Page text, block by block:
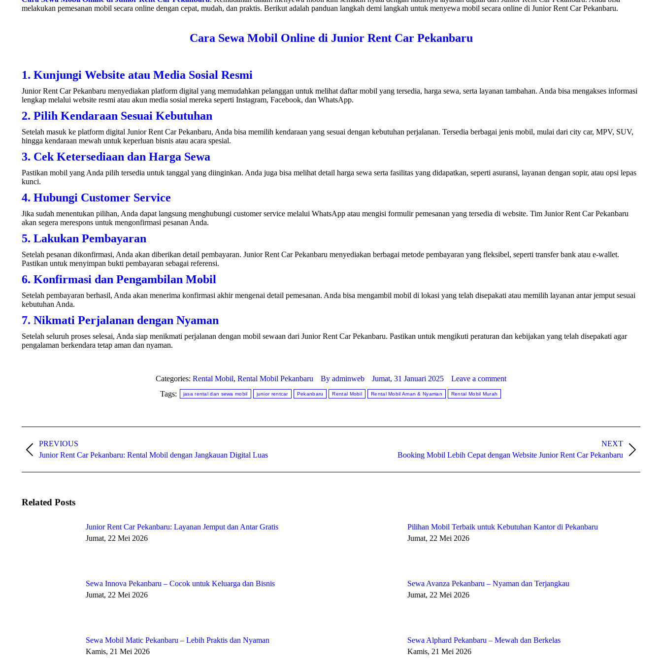
melakukan pemesanan mobil secara online dengan cepat, mudah, dan praktis. Berikut adalah panduan langkah demi langkah untuk menyewa mobil secara online di Junior Rent Car Pekanbaru.
Cara Sewa Mobil Online di Junior Rent Car Pekanbaru
1. Kunjungi Website atau Media Sosial Resmi
Junior Rent Car Pekanbaru menyediakan platform digital yang memudahkan pelanggan untuk melihat daftar mobil yang tersedia, harga sewa, serta layanan tambahan. Anda bisa mengakses informasi
lengkap melalui website resmi atau akun media sosial mereka seperti Instagram, Facebook, dan WhatsApp.
2. Pilih Kendaraan Sesuai Kebutuhan
Setelah masuk ke platform digital Junior Rent Car Pekanbaru, Anda bisa memilih kendaraan yang sesuai dengan kebutuhan perjalanan. Tersedia berbagai jenis mobil, mulai dari city car, MPV, SUV,
hingga kendaraan mewah untuk keperluan bisnis atau acara spesial.
3. Cek Ketersediaan dan Harga Sewa
Pastikan mobil yang Anda pilih tersedia untuk tanggal yang diinginkan. Anda juga bisa melihat detail harga sewa serta fasilitas yang didapatkan, seperti asuransi, layanan dengan sopir, atau opsi lepas
kunci.
4. Hubungi Customer Service
Jika sudah menentukan pilihan, Anda dapat langsung menghubungi customer service melalui WhatsApp atau mengisi formulir pemesanan yang tersedia di website. Tim Junior Rent Car Pekanbaru
akan segera merespons untuk mengonfirmasi pesanan Anda.
5. Lakukan Pembayaran
Setelah pesanan dikonfirmasi, Anda akan diberikan detail pembayaran. Junior Rent Car Pekanbaru menyediakan berbagai metode pembayaran yang fleksibel, seperti transfer bank atau e-wallet.
Pastikan untuk menyimpan bukti pembayaran sebagai referensi.
6. Konfirmasi dan Pengambilan Mobil
Setelah pembayaran berhasil, Anda akan menerima konfirmasi akhir mengenai detail pemesanan. Anda bisa mengambil mobil di lokasi yang telah disepakati atau memilih layanan antar jemput sesuai
kebutuhan Anda.
7. Nikmati Perjalanan dengan Nyaman
Setelah seluruh proses selesai, Anda siap menikmati perjalanan dengan mobil sewaan dari Junior Rent Car Pekanbaru. Pastikan untuk mengikuti peraturan dan kebijakan yang telah disepakati agar
pengalaman berkendara tetap aman dan nyaman.
Categories: Rental Mobil, Rental Mobil Pekanbaru By adminweb Jumat, 31 Januari 2025
Leave a comment
Tags:
jasa rental dan sewa mobil junior rentcar Pekanbaru Rental Mobil Rental Mobil Aman & Nyaman Rental Mobil Murah
navigation
PREVIOUS
Previous
Junior Rent Car Pekanbaru: Rental Mobil dengan Jangkauan Digital Luas
NEXT
Booking Mobil Lebih Cepat dengan Website Junior Rent Car Pekanbaru
Related Posts
Junior Rent Car Pekanbaru: Layanan Jemput dan Antar Gratis
Jumat, 22 Mei 2026
Pilihan Mobil Terbaik untuk Kebutuhan Kantor di Pekanbaru
Jumat, 22 Mei 2026
Sewa Innova Pekanbaru – Cocok untuk Keluarga dan Bisnis
Jumat, 22 Mei 2026
Sewa Avanza Pekanbaru – Nyaman dan Terjangkau
Jumat, 22 Mei 2026
Sewa Mobil Matic Pekanbaru – Lebih Praktis dan Nyaman
Kamis, 21 Mei 2026
Sewa Alphard Pekanbaru – Mewah dan Berkelas
Kamis, 21 Mei 2026